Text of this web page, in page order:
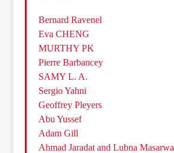
Bernard Ravenel
Eva CHENG
MURTHY PK
Pierre Barbancey
SAMY L. A.
Sergio Yahni
Geoffrey Pleyers
Abu Yussef
Adam Gill
Ahmad Jaradat and Lubna Masarwa